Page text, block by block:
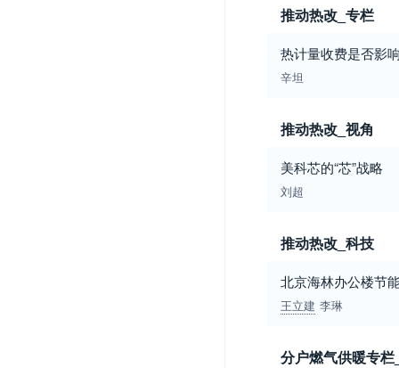
推动热改_专栏
热计量收费是否影
辛坦
推动热改_视角
美科芯的“芯”战略
刘超
推动热改_科技
北京海林办公楼节
王立建 李琳
分户燃气供暖专